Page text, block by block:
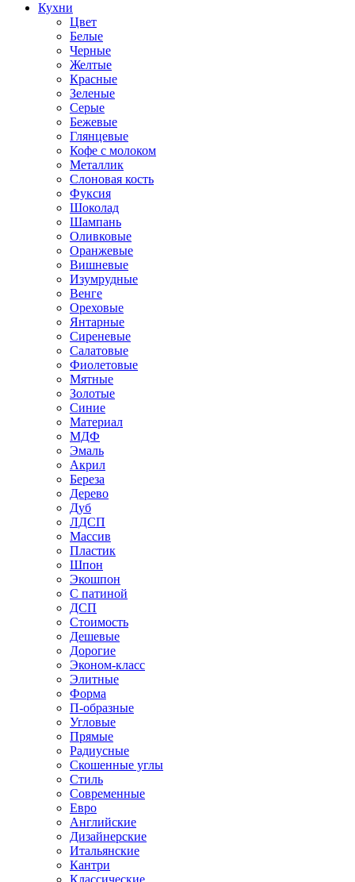
Кухни
Цвет
Белые
Черные
Желтые
Красные
Зеленые
Серые
Бежевые
Глянцевые
Кофе с молоком
Металлик
Слоновая кость
Фуксия
Шоколад
Шампань
Оливковые
Оранжевые
Вишневые
Изумрудные
Венге
Ореховые
Янтарные
Сиреневые
Салатовые
Фиолетовые
Мятные
Золотые
Синие
Материал
МДФ
Эмаль
Акрил
Береза
Дерево
Дуб
ЛДСП
Массив
Пластик
Шпон
Экошпон
С патиной
ДСП
Стоимость
Дешевые
Дорогие
Эконом-класс
Элитные
Форма
П-образные
Угловые
Прямые
Радиусные
Скошенные углы
Стиль
Современные
Евро
Английские
Дизайнерские
Итальянские
Кантри
Классические